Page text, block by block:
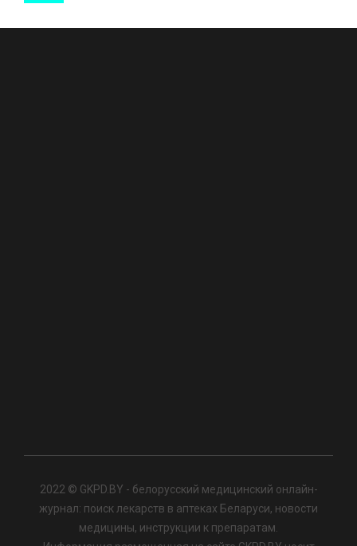
2022 © GKPD.BY - белорусский медицинский онлайн-
журнал: поиск лекарств в аптеках Беларуси, новости
медицины, инструкции к препаратам.